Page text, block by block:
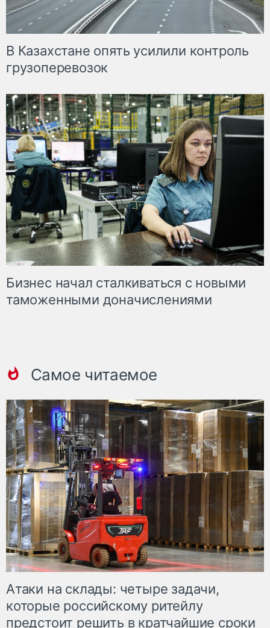
В Казахстане опять усилили контроль
грузоперевозок
Бизнес начал сталкиваться с новыми
таможенными доначислениями
Самое читаемое
Атаки на склады: четыре задачи,
которые российскому ритейлу
предстоит решить в кратчайшие сроки